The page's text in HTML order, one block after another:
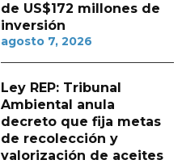
de US$172 millones de
inversión
agosto 7, 2026
Ley REP: Tribunal
Ambiental anula
decreto que fija metas
de recolección y
valorización de aceites